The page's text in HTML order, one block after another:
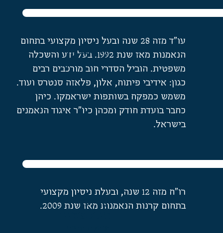
/דן אבנון
דירקטור ובעל מניות
עו"ד מזה 28 שנה ובעל ניסיון מקצועי בתחום
הנאמנות מאז שנת 1992. בעל ידע והשכלה
משפטית. הוביל הסדרי חוב מורכבים רבים
כגון: אידיבי פיתוח, אלון, פלאזה סנטרס ועוד.
משמש כמפקח בשותפות ישראמקו. כיהן
כחבר בועדת חודק ומכהן כיו"ר איגוד הנאמנים
בישראל.
/רויטל
רו"ח מזה 12 שנה, ובעלת ניסיון מקצועי
בתחום קרנות הנאמנות מאז שנת 2009.